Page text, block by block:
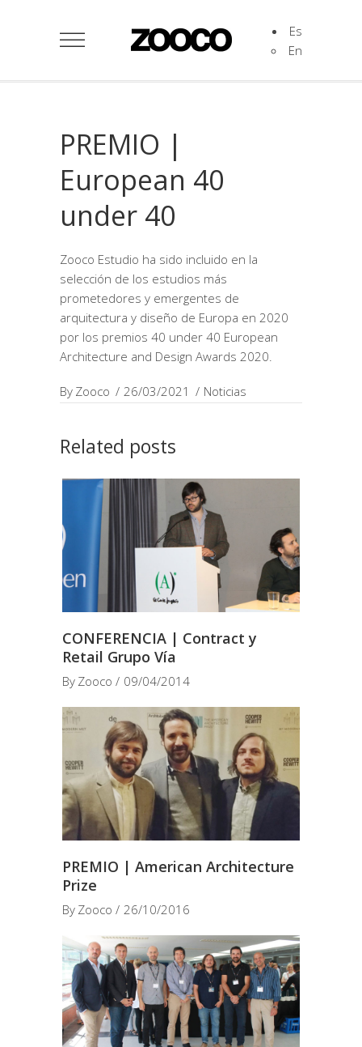
Es
En
PREMIO |
European 40
under 40
Zooco Estudio ha sido incluido en la
selección de los estudios más
prometedores y emergentes de
arquitectura y diseño de Europa en 2020
por los premios 40 under 40 European
Architecture and Design Awards 2020.
By Zooco 26/03/2021 Noticias
Related posts
CONFERENCIA | Contract y
Retail Grupo Vía
By Zooco 09/04/2014
PREMIO | American Architecture
Prize
By Zooco 26/10/2016